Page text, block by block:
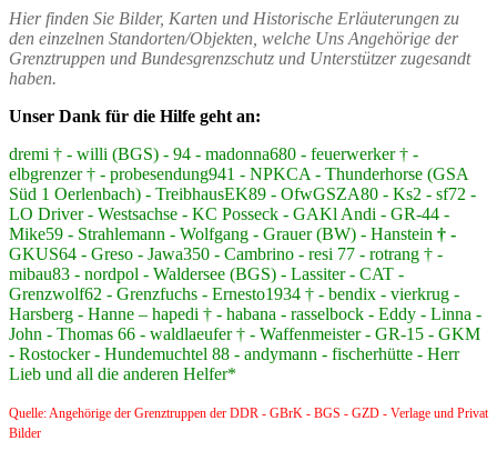
Hier finden Sie Bilder, Karten und Historische Erläuterungen zu
den einzelnen Standorten/Objekten, welche Uns Angehörige der
Grenztruppen und Bundesgrenzschutz und Unterstützer zugesandt
haben.
Unser Dank für die Hilfe geht an:
dremi † - willi (BGS) - 94 - madonna680 - feuerwerker † -
elbgrenzer † - probesendung941 - NPKCA - Thunderhorse (GSA
Süd 1 Oerlenbach) - TreibhausEK89 - OfwGSZA80 - Ks2 - sf72 -
LO Driver - Westsachse - KC Posseck - GAKl Andi - GR-44 -
Mike59 - Strahlemann - Wolfgang - Grauer (BW) - Hanstein † -
GKUS64 - Greso - Jawa350 - Cambrino - resi 77 - rotrang † -
mibau83 - nordpol - Waldersee (BGS) - Lassiter - CAT -
Grenzwolf62 - Grenzfuchs - Ernesto1934 † - bendix - vierkrug -
Harsberg - Hanne – hapedi † - habana - rasselbock - Eddy - Linna -
John - Thomas 66 - waldlaeufer † - Waffenmeister - GR-15 - GKM
- Rostocker - Hundemuchtel 88 - andymann - fischerhütte - Herr
Lieb und all die anderen Helfer*
Quelle: Angehörige der Grenztruppen der DDR - GBrK - BGS - GZD - Verlage und Privat
Bilder